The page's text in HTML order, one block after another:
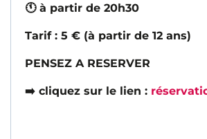
🕚️ à partir de 20h30
Tarif : 5 € (à partir de 12 ans)
PENSEZ A RESERVER
➡️ cliquez sur le lien :